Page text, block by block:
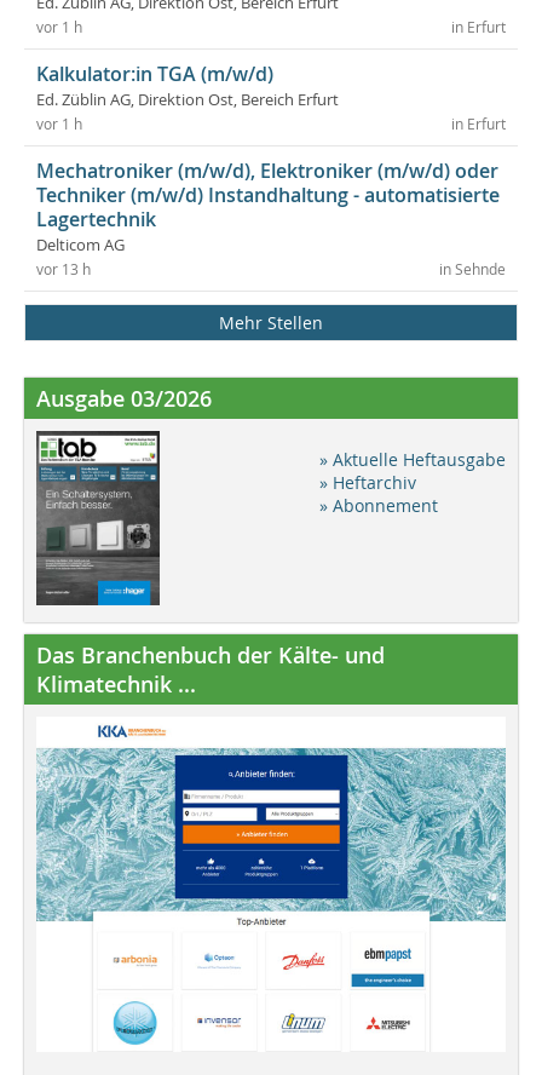
in Erfurt
vor 1 h
Kalkulator:in TGA (m/w/d)
Ed. Züblin AG, Direktion Ost, Bereich Erfurt
in Erfurt
vor 1 h
Mechatroniker (m/w/d), Elektroniker (m/w/d) oder
Techniker (m/w/d) Instandhaltung - automatisierte
Lagertechnik
Delticom AG
in Sehnde
vor 13 h
Mehr Stellen
Ausgabe 03/2026
» Aktuelle Heftausgabe
» Heftarchiv
» Abonnement
Das Branchenbuch der Kälte- und
Klimatechnik ...